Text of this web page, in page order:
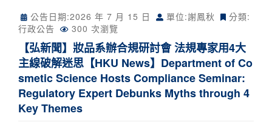
公告日期:2026 年 7 月 15 日 單位:謝鳳秋
分類:
行政公告
300 次瀏覽
【弘新聞】妝品系辦合規研討會 法規專家用4大
主線破解迷思【HKU News】Department of Co
smetic Science Hosts Compliance Seminar:
Regulatory Expert Debunks Myths through 4
Key Themes